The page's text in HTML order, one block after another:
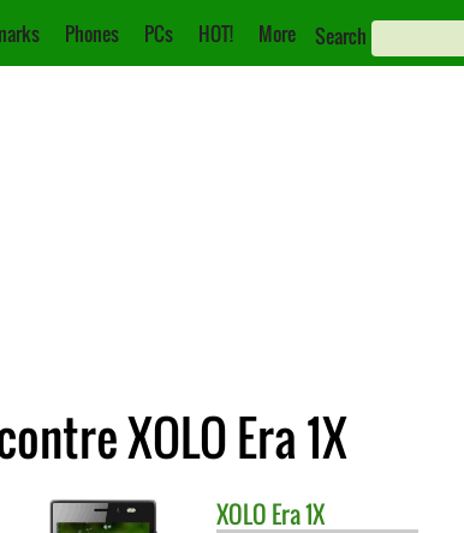
Phones PCs HOT! More Search
XOLO Era 1X
XOLO Era 1X